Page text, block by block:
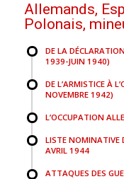
Allemands,
Polonais,
DE LA
1939-JUIN 1940)
DE L’ARMISTICE À
NOVEMBRE 1942)
L’OCCUPATION
LISTE NOMINATIVE
AVRIL 1944
ATTAQUES DES